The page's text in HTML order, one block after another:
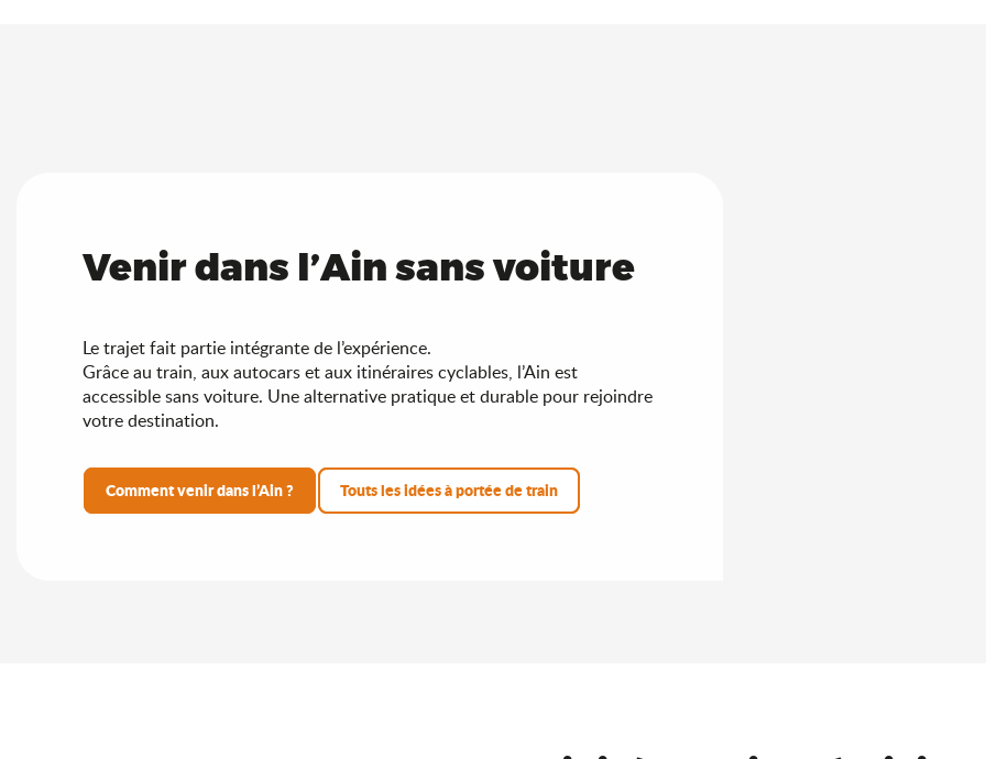
Venir dans l’Ain sans voiture
Le trajet fait partie intégrante de l’expérience.
Grâce au train, aux autocars et aux itinéraires cyclables, l’Ain est
accessible sans voiture. Une alternative pratique et durable pour rejoindre
votre destination.
Comment venir dans l’Ain ? Touts les idées à portée de train